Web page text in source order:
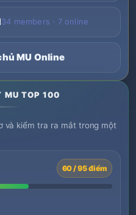
34 members · 7 online
MU Online
MU TOP 100
và kiểm tra ra mắt trong một
60 / 95 điểm